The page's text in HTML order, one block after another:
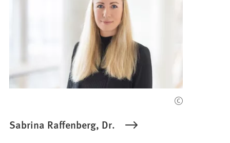
Sabrina Raffenberg, Dr.